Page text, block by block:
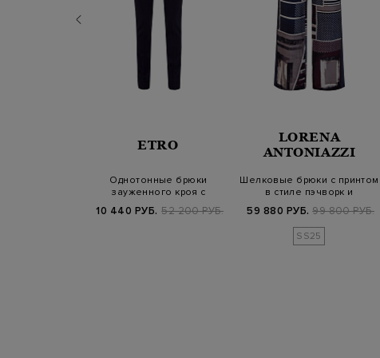
ETRO
Однотонные брюки
зауженного кроя с
10 440 РУБ. 52 200 РУБ.
LORENA
ANTONIAZZI
Шелковые брюки с принтом
в стиле пэчворк и
59 880 РУБ. 99 800 РУБ.
SS25